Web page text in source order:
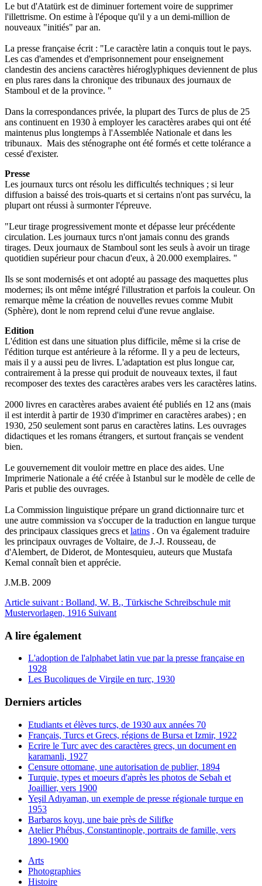
Le but d'Atatürk est de diminuer fortement voire de supprimer
l'illettrisme. On estime à l'époque qu'il y a un demi-million de
nouveaux "initiés" par an.
La presse française écrit : "Le caractère latin a conquis tout le pays.
Les cas d'amendes et d'emprisonnement pour enseignement
clandestin des anciens caractères hiéroglyphiques deviennent de plus
en plus rares dans la chronique des tribunaux des journaux de
Stamboul et de la province. "
Dans la correspondances privée, la plupart des Turcs de plus de 25
ans continuent en 1930 à employer les caractères arabes qui ont été
maintenus plus longtemps à l'Assemblée Nationale et dans les
tribunaux. Mais des sténographe ont été formés et cette tolérance a
cessé d'exister.
Presse
Les journaux turcs ont résolu les difficultés techniques ; si leur
diffusion a baissé des trois-quarts et si certains n'ont pas survécu, la
plupart ont réussi à surmonter l'épreuve.
"Leur tirage progressivement monte et dépasse leur précédente
circulation. Les journaux turcs n'ont jamais connu des grands
tirages. Deux journaux de Stamboul sont les seuls à avoir un tirage
quotidien supérieur pour chacun d'eux, à 20.000 exemplaires. "
Ils se sont modernisés et ont adopté au passage des maquettes plus
modernes; ils ont même intégré l'illustration et parfois la couleur. On
remarque même la création de nouvelles revues comme Mubit
(Sphère), dont le nom reprend celui d'une revue anglaise.
Edition
L'édition est dans une situation plus difficile, même si la crise de
l'édition turque est antérieure à la réforme. Il y a peu de lecteurs,
mais il y a aussi peu de livres. L'adaptation est plus longue car,
contrairement à la presse qui produit de nouveaux textes, il faut
recomposer des textes des caractères arabes vers les caractères latins.
2000 livres en caractères arabes avaient été publiés en 12 ans (mais
il est interdit à partir de 1930 d'imprimer en caractères arabes) ; en
1930, 250 seulement sont parus en caractères latins. Les ouvrages
didactiques et les romans étrangers, et surtout français se vendent
bien.
Le gouvernement dit vouloir mettre en place des aides. Une
Imprimerie Nationale a été créée à Istanbul sur le modèle de celle de
Paris et publie des ouvrages.
La Commission linguistique prépare un grand dictionnaire turc et
une autre commission va s'occuper de la traduction en langue turque
des principaux classiques grecs et latins . On va également traduire
les principaux ouvrages de Voltaire, de J.-J. Rousseau, de
d'Alembert, de Diderot, de Montesquieu, auteurs que Mustafa
Kemal connaît bien et apprécie.
J.M.B. 2009
Article suivant : Bolland, W. B., Türkische Schreibschule mit
Mustervorlagen, 1916 Suivant
A lire également
L'adoption de l'alphabet latin vue par la presse française en
1928
Les Bucoliques de Virgile en turc, 1930
Derniers articles
Etudiants et élèves turcs, de 1930 aux années 70
Français, Turcs et Grecs, régions de Bursa et Izmir, 1922
Ecrire le Turc avec des caractères grecs, un document en
karamanli, 1927
Censure ottomane, une autorisation de publier, 1894
Turquie, types et moeurs d'après les photos de Sebah et
Joaillier, vers 1900
Yeşil Adıyaman, un exemple de presse régionale turque en
1953
Barbaros koyu, une baie près de Silifke
Atelier Phébus, Constantinople, portraits de famille, vers
1890-1900
Arts
Photographies
Histoire